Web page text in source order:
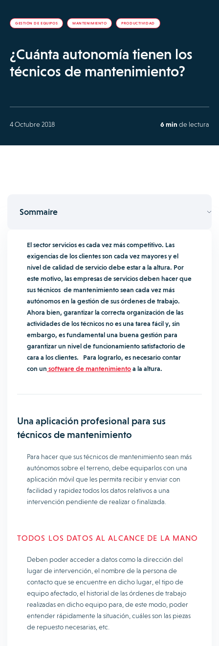
GESTIÓN DE EQUIPOS MANTENIMIENTO PRODUCTIVIDAD
¿Cuánta autonomía tienen los
técnicos de mantenimiento?
4 Octubre 2018 6 min de lectura
Sommaire
El sector servicios es cada vez más competitivo. Las
exigencias de los clientes son cada vez mayores y el
nivel de calidad de servicio debe estar a la altura. Por
este motivo, las empresas de servicios deben hacer que
sus técnicos de mantenimiento sean cada vez más
autónomos en la gestión de sus órdenes de trabajo.
Ahora bien, garantizar la correcta organización de las
actividades de los técnicos no es una tarea fácil y, sin
embargo, es fundamental una buena gestión para
garantizar un nivel de funcionamiento satisfactorio de
cara a los clientes. Para lograrlo, es necesario contar
con un software de mantenimientoa la altura.
Una aplicación profesional para sus
técnicos de mantenimiento
Para hacer que sus técnicos de mantenimiento sean más
autónomos sobre el terreno, debe equiparlos con una
aplicación móvil que les permita recibir y enviar con
facilidad y rapidez todos los datos relativos a una
intervención pendiente de realizar o finalizada.
TODOS LOS DATOS AL ALCANCE DE LA MANO
Deben poder acceder a datos como la dirección del
lugar de intervención, el nombre de la persona de
contacto que se encuentre en dicho lugar, el tipo de
equipo afectado, el historial de las órdenes de trabajo
realizadas en dicho equipo para, de este modo, poder
entender rápidamente la situación, cuáles son las piezas
de repuesto necesarias, etc.